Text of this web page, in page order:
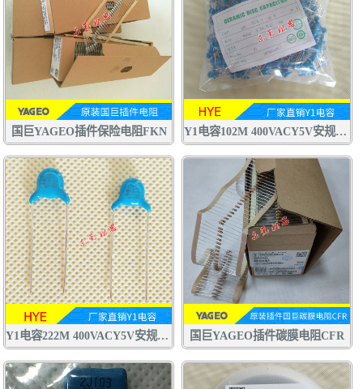
国巨YAGEO插件保险电阻FKN Y1电容102M 400VACY5V安规电容 交流陶瓷电容器
Y1电容222M 400VACY5V安规电容 交流陶瓷电容器 认证齐全 国巨YAGEO插件碳膜电阻CFR